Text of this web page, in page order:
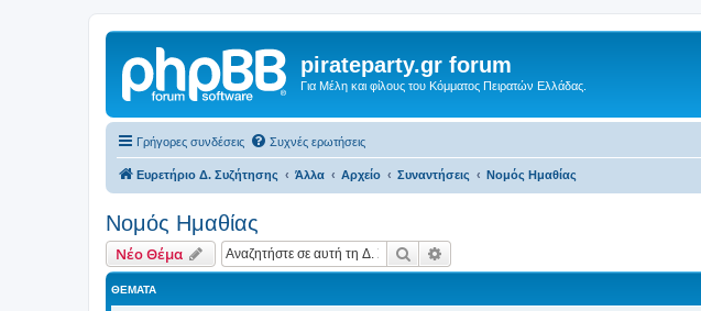
pirateparty.gr forum
Για Μέλη και φίλους του Κόμματος Πειρατών Ελλάδας.
Γρήγορες συνδέσεις Συχνές ερωτήσεις
Ευρετήριο Δ. Συζήτησης Άλλα Αρχείο Συναντήσεις Νομός Ημαθίας‎
Νομός Ημαθίας‎
Νέο Θέμα Αναζήτηση
ΘΈΜΑΤΑ